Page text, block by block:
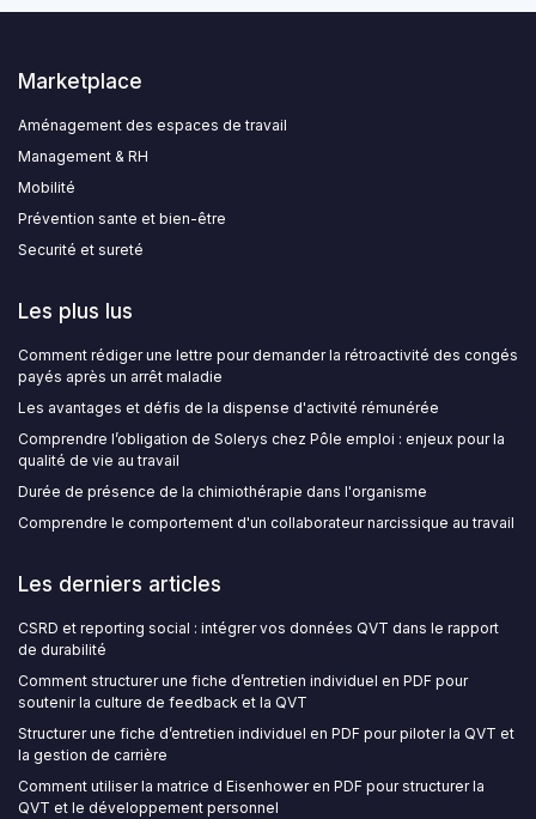
Marketplace
Aménagement des espaces de travail
Management & RH
Mobilité
Prévention sante et bien-être
Securité et sureté
Les plus lus
Comment rédiger une lettre pour demander la rétroactivité des congés
payés après un arrêt maladie
Les avantages et défis de la dispense d'activité rémunérée
Comprendre l’obligation de Solerys chez Pôle emploi : enjeux pour la
qualité de vie au travail
Durée de présence de la chimiothérapie dans l'organisme
Comprendre le comportement d'un collaborateur narcissique au travail
Les derniers articles
CSRD et reporting social : intégrer vos données QVT dans le rapport
de durabilité
Comment structurer une fiche d’entretien individuel en PDF pour
soutenir la culture de feedback et la QVT
Structurer une fiche d’entretien individuel en PDF pour piloter la QVT et
la gestion de carrière
Comment utiliser la matrice d Eisenhower en PDF pour structurer la
QVT et le développement personnel